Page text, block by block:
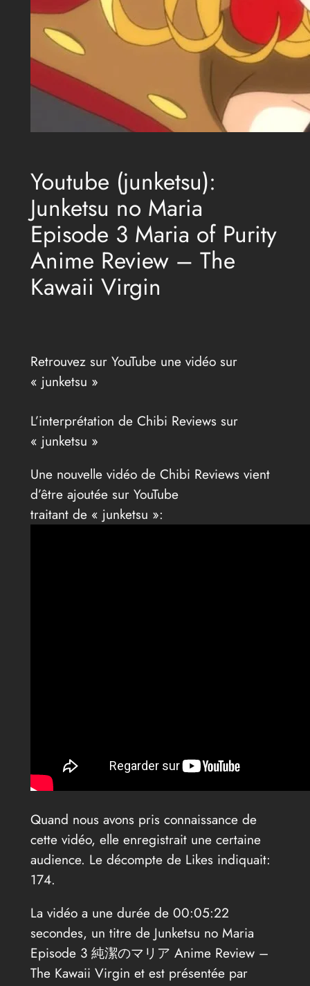
Youtube (junketsu):
Junketsu no Maria
Episode 3 Maria of Purity
Anime Review – The
Kawaii Virgin
Retrouvez sur YouTube une vidéo sur
« junketsu »
L’interprétation de Chibi Reviews sur
« junketsu »
Une nouvelle vidéo de Chibi Reviews vient
d’être ajoutée sur YouTube
traitant de « junketsu »:
Quand nous avons pris connaissance de
cette vidéo, elle enregistrait une certaine
audience. Le décompte de Likes indiquait:
174.
La vidéo a une durée de 00:05:22
secondes, un titre de Junketsu no Maria
Episode 3 純潔のマリア Anime Review –
The Kawaii Virgin et est présentée par